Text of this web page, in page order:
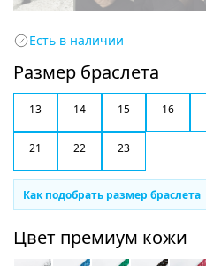
Есть в наличии
Размер браслета
13 14 15 16
21 22 23
Как подобрать размер браслета
Цвет премиум кожи